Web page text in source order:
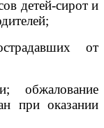
детей-сирот и
от
обжалование
при оказании